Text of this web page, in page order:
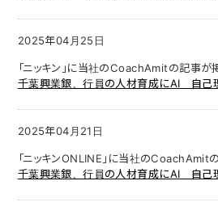
2025年04月25日
「ニッキン」に当社のCoachAmitの記事が
千葉興業銀、行員の人材育成にAI 自己
2025年04月21日
「ニッキンONLINE」に当社のCoachAmit
千葉興業銀、行員の人材育成にAI 自己